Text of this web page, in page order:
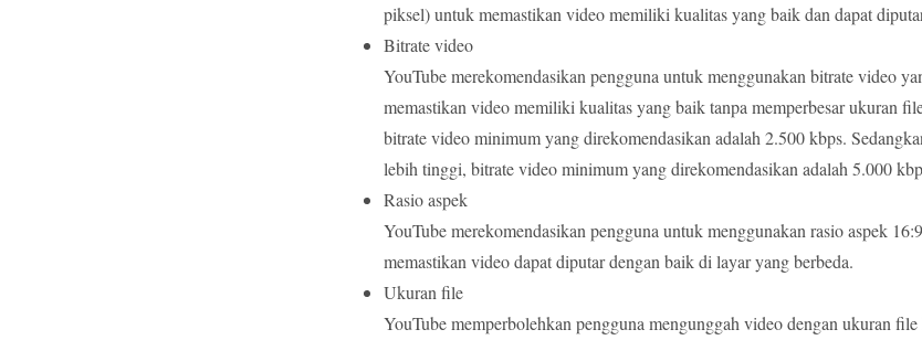
piksel) untuk memastikan video memiliki kualitas yang baik dan dapat
Bitrate video
YouTube merekomendasikan pengguna untuk menggunakan bitrate video
memastikan video memiliki kualitas yang baik tanpa memperbesar ukuran
bitrate video minimum yang direkomendasikan adalah 2.500 kbps.
lebih tinggi, bitrate video minimum yang direkomendasikan adalah 5.000
Rasio aspek
YouTube merekomendasikan pengguna untuk menggunakan rasio aspek
memastikan video dapat diputar dengan baik di layar yang berbeda.
Ukuran file
YouTube memperbolehkan pengguna mengunggah video dengan ukuran